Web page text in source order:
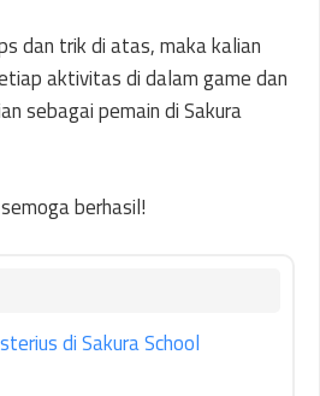
dan trik di atas, maka kalian
aktivitas di dalam game dan
sebagai pemain di Sakura
berhasil!
di Sakura School